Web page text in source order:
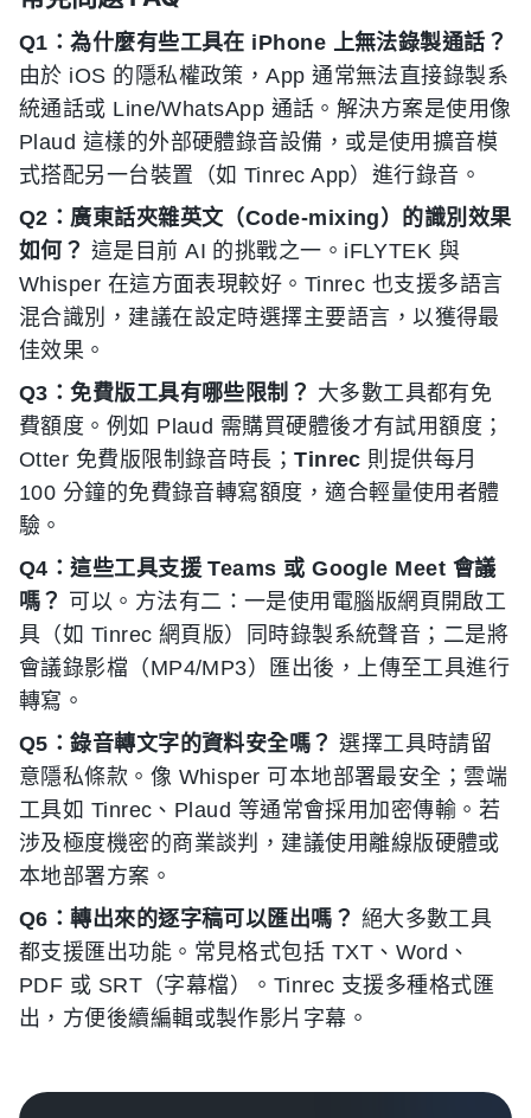
Q1：為什麼有些工具在 iPhone 上無法錄製通話？
由於 iOS 的隱私權政策，App 通常無法直接錄製系
統通話或 Line/WhatsApp 通話。解決方案是使用像
Plaud 這樣的外部硬體錄音設備，或是使用擴音模
式搭配另一台裝置（如 Tinrec App）進行錄音。
Q2：廣東話夾雜英文（Code-mixing）的識別效果
如何？ 這是目前 AI 的挑戰之一。iFLYTEK 與
Whisper 在這方面表現較好。Tinrec 也支援多語言
混合識別，建議在設定時選擇主要語言，以獲得最
佳效果。
Q3：免費版工具有哪些限制？ 大多數工具都有免
費額度。例如 Plaud 需購買硬體後才有試用額度；
Otter 免費版限制錄音時長；Tinrec 則提供每月
100 分鐘的免費錄音轉寫額度，適合輕量使用者體
驗。
Q4：這些工具支援 Teams 或 Google Meet 會議
嗎？ 可以。方法有二：一是使用電腦版網頁開啟工
具（如 Tinrec 網頁版）同時錄製系統聲音；二是將
會議錄影檔（MP4/MP3）匯出後，上傳至工具進行
轉寫。
Q5：錄音轉文字的資料安全嗎？ 選擇工具時請留
意隱私條款。像 Whisper 可本地部署最安全；雲端
工具如 Tinrec、Plaud 等通常會採用加密傳輸。若
涉及極度機密的商業談判，建議使用離線版硬體或
本地部署方案。
Q6：轉出來的逐字稿可以匯出嗎？ 絕大多數工具
都支援匯出功能。常見格式包括 TXT、Word、
PDF 或 SRT（字幕檔）。Tinrec 支援多種格式匯
出，方便後續編輯或製作影片字幕。